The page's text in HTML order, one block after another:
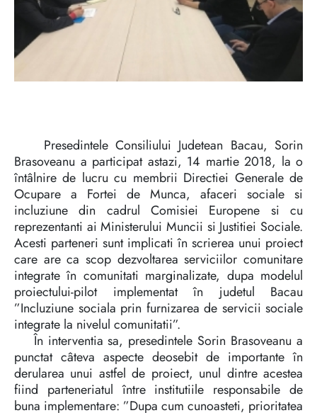
Presedintele Consiliului Judetean Bacau, Sorin
Brasoveanu a participat astazi, 14 martie 2018, la o
întâlnire de lucru cu membrii Directiei Generale de
Ocupare a Fortei de Munca, afaceri sociale si
incluziune din cadrul Comisiei Europene si cu
reprezentanti ai Ministerului Muncii si Justitiei Sociale.
Acesti parteneri sunt implicati în scrierea unui proiect
care are ca scop dezvoltarea serviciilor comunitare
integrate în comunitati marginalizate, dupa modelul
proiectului-pilot implementat în judetul Bacau
”Incluziune sociala prin furnizarea de servicii sociale
integrate la nivelul comunitatii”.
În interventia sa, presedintele Sorin Brasoveanu a
punctat câteva aspecte deosebit de importante în
derularea unui astfel de proiect, unul dintre acestea
fiind parteneriatul între institutiile responsabile de
buna implementare: ”Dupa cum cunoasteti, prioritatea